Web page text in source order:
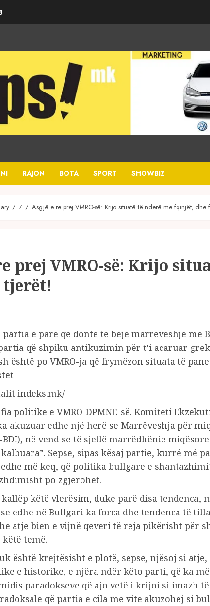
RAJON BOTA SPORT SHOWBIZ
7 Asgjë e re prej VMRO-së: Krijo situatë të nderë me fqinjët, dhe
prej VMRO-së: Krijo
tjerët!
partia e parë që donte të bëjë marrëveshje
që shpiku antikuzimin për t’i acaruar
është po VMRO-ja që frymëzon situata të
indeks.mk/
politike e VMRO-DPMNE-së. Komiteti
akuzuar edhe një herë se Marrëveshja për
BDI), në vend se të sjellë marrëdhënie
Sepse, sipas kësaj partie, kurrë më
më keq, që politika bullgare e
po zgjerohet.
këtë vlerësim, duke parë disa tendenca,
edhe në Bullgari ka forca dhe tendenca të
atje bien e vijnë qeveri të reja pikërisht për
temë.
është krejtësisht e plotë, sepse, njësoj si
e historike, e njëra ndër këto parti, që ka
paradokseve që ajo vetë i krijoi si imazh
që partia e cila me vite akuzohej si